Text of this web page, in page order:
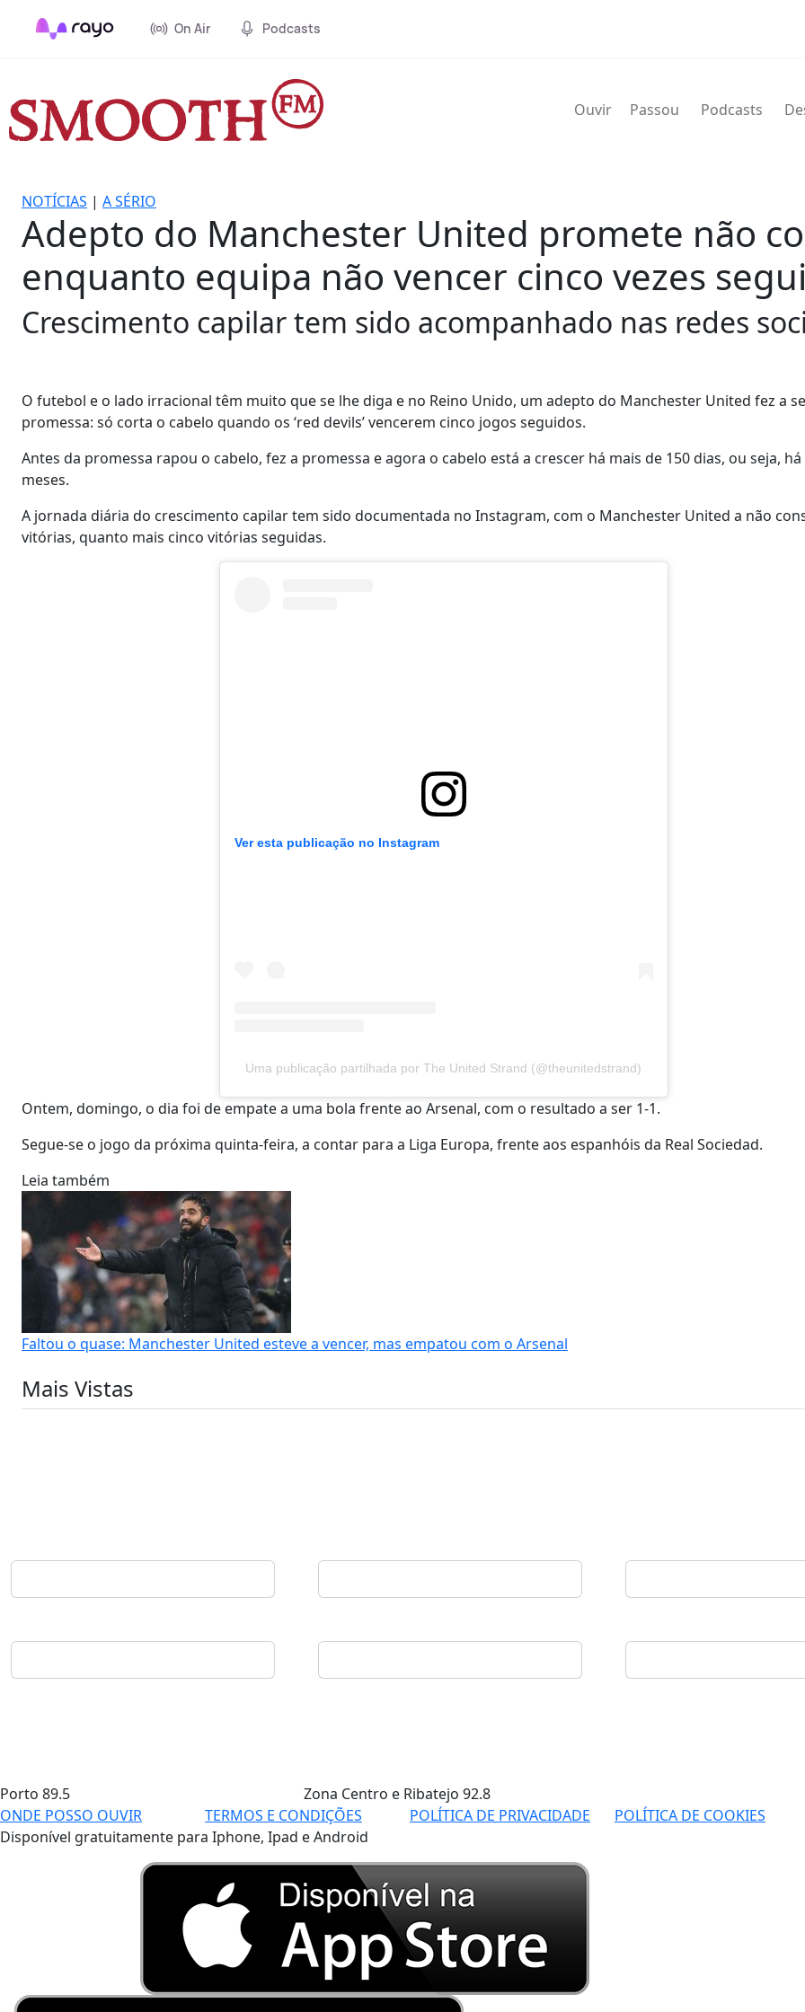
On Air Podcasts
Ouvir Passou Podcasts
NOTÍCIAS | A SÉRIO
Adepto do Manchester United promete não
enquanto equipa não vencer cinco vezes
Crescimento capilar tem sido acompanhado nas redes
O futebol e o lado irracional têm muito que se lhe diga e no Reino Unido, um adepto do Manchester United fez a
promessa: só corta o cabelo quando os ‘red devils’ vencerem cinco jogos seguidos.
Antes da promessa rapou o cabelo, fez a promessa e agora o cabelo está a crescer há mais de 150 dias, ou seja, há
meses.
A jornada diária do crescimento capilar tem sido documentada no Instagram, com o Manchester United a não
vitórias, quanto mais cinco vitórias seguidas.
Ver esta publicação no Instagram
Uma publicação partilhada por The United Strand (@theunitedstrand)
Ontem, domingo, o dia foi de empate a uma bola frente ao Arsenal, com o resultado a ser 1-1.
Segue-se o jogo da próxima quinta-feira, a contar para a Liga Europa, frente aos espanhóis da Real Sociedad.
Leia também
Faltou o quase: Manchester United esteve a vencer, mas empatou com o Arsenal
Mais Vistas
Porto 89.5 Zona Centro e Ribatejo 92.8
ONDE POSSO OUVIR
TERMOS E CONDIÇÕES POLÍTICA DE PRIVACIDADE POLÍTICA DE COOKIES
Disponível gratuitamente para Iphone, Ipad e Android